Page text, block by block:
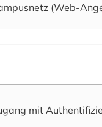
(Web-
mit